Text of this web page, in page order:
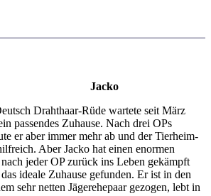
Jacko
Drahthaar-Rüde wartete seit März
passendes Zuhause. Nach drei OPs
er aber immer mehr ab und der Tierheim-
Aber Jacko hat einen enormen
jeder OP zurück ins Leben gekämpft
ideale Zuhause gefunden. Er ist in den
sehr netten Jägerehepaar gezogen, lebt in